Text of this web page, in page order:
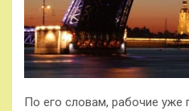
По его словам, рабочие уже